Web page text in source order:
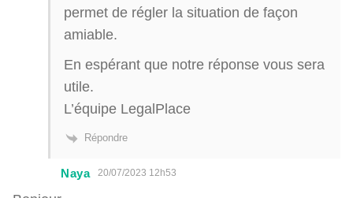
permet de régler la situation de façon
amiable.
En espérant que notre réponse vous sera
utile.
L’équipe LegalPlace
Répondre
Naya 20/07/2023 12h53